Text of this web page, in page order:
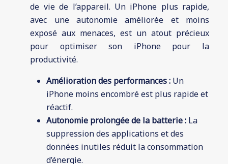
de vie de l’appareil. Un iPhone plus rapide,
avec une autonomie améliorée et moins
exposé aux menaces, est un atout précieux
pour optimiser son iPhone pour la
productivité.
Amélioration des performances : Un
iPhone moins encombré est plus rapide et
réactif.
Autonomie prolongée de la batterie : La
suppression des applications et des
données inutiles réduit la consommation
d’énergie.